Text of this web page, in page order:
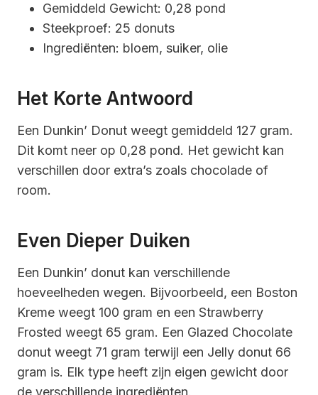
Gemiddeld Gewicht: 0,28 pond
Steekproef: 25 donuts
Ingrediënten: bloem, suiker, olie
Het Korte Antwoord
Een Dunkin’ Donut weegt gemiddeld 127 gram.
Dit komt neer op 0,28 pond. Het gewicht kan
verschillen door extra’s zoals chocolade of
room.
Even Dieper Duiken
Een Dunkin’ donut kan verschillende
hoeveelheden wegen. Bijvoorbeeld, een Boston
Kreme weegt 100 gram en een Strawberry
Frosted weegt 65 gram. Een Glazed Chocolate
donut weegt 71 gram terwijl een Jelly donut 66
gram is. Elk type heeft zijn eigen gewicht door